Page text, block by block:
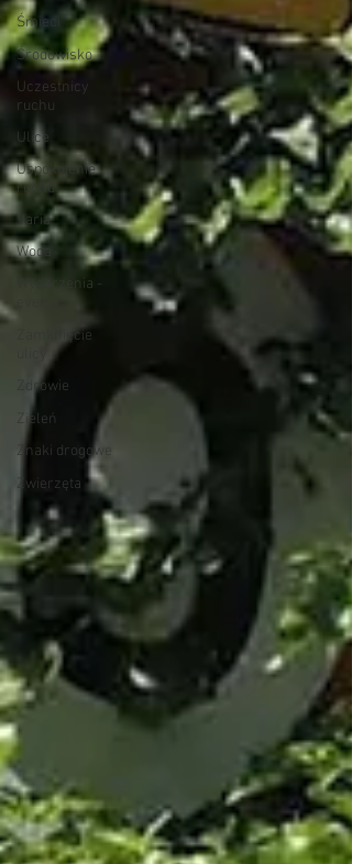
Śmieci
Środowisko
Uczestnicy
ruchu
Ulice
Uspokojenie
ruchu
Varia
Woda
Wydarzenia -
Zamknięcie
Zdrowie
Zieleń
Znaki drogowe
Zwierzęta